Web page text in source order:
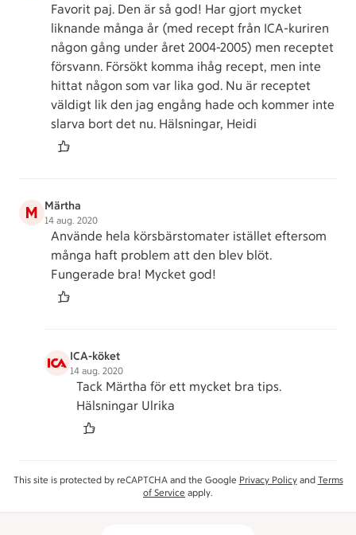
Favorit paj. Den är så god! Har gjort mycket
liknande många år (med recept från ICA-kuriren
någon gång under året 2004-2005) men receptet
försvann. Försökt komma ihåg recept, men inte
hittat någon som var lika god. Nu är receptet
väldigt lik den jag engång hade och kommer inte
slarva bort det nu. Hälsningar, Heidi
M Märtha
14 aug. 2020
Använde hela körsbärstomater istället eftersom
många haft problem att den blev blöt.
Fungerade bra! Mycket god!
ICA-köket
14 aug. 2020
Tack Märtha för ett mycket bra tips.
Hälsningar Ulrika
This site is protected by reCAPTCHA and the Google Privacy Policyand Terms
of Service apply.